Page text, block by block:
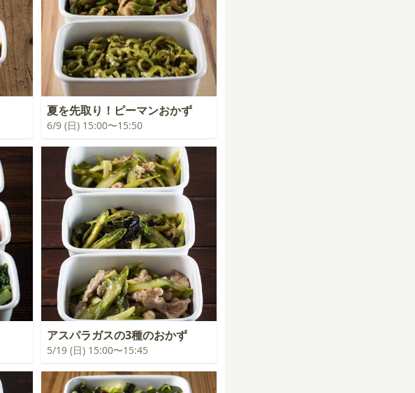
夏を先取り！ピーマンおかず
6/9 (日) 15:00〜15:50
アスパラガスの3種のおかず
5/19 (日) 15:00〜15:45